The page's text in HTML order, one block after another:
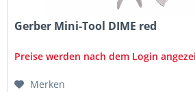
Gerber Mini-Tool DIME red
Preise werden nach dem Login
Merken